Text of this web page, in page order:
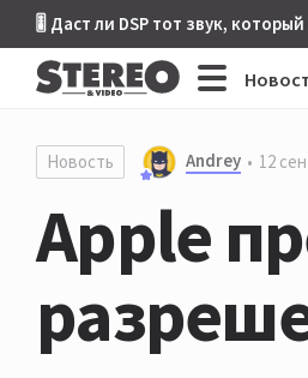
🎚 Даст ли DSP тот звук,
Новость Andrey 12
Apple